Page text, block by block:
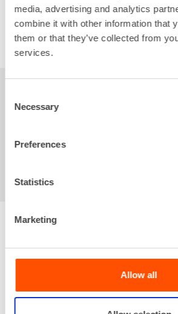
media, advertising and analytics
combine it with other information that
them or that they’ve collected from
services.
Selection
Necessary
Preferences
Statistics
Marketing
Allow all
VUOKRAA
Sinua saattaisi
kiinnostaa
Renta
prosessin